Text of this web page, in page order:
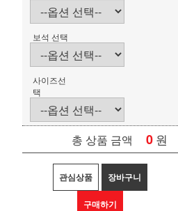
보석 선택
사이즈선
택
총 상품 금액 0 원
관심상품 장바구니
구매하기